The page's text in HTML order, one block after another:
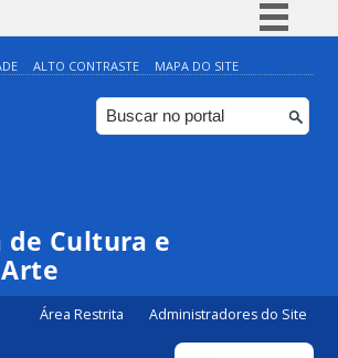
Simplifique!
Comunica BR
Participe
ALTO CONTRASTE MAPA DO SITE
de Cultura e
Área Restrita Administradores do Site